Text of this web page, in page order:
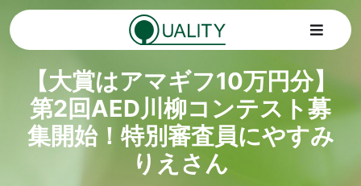
Skip
to
content
Toggle
Home
トピックス
【大賞はアマギフ10万円分】
第2回AED川柳コンテスト募
集開始！特別審査員にやすみ
りえさん